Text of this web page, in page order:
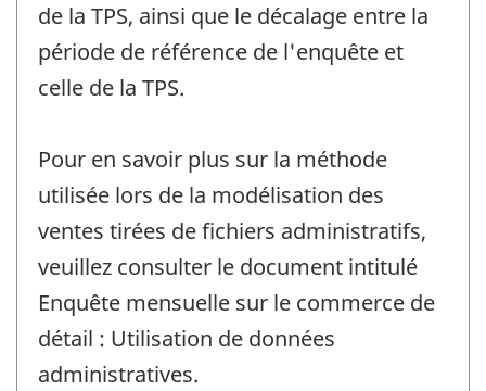
de la TPS, ainsi que le décalage entre la
période de référence de l'enquête et
celle de la TPS.
Pour en savoir plus sur la méthode
utilisée lors de la modélisation des
ventes tirées de fichiers administratifs,
veuillez consulter le document intitulé
Enquête mensuelle sur le commerce de
détail : Utilisation de données
administratives.